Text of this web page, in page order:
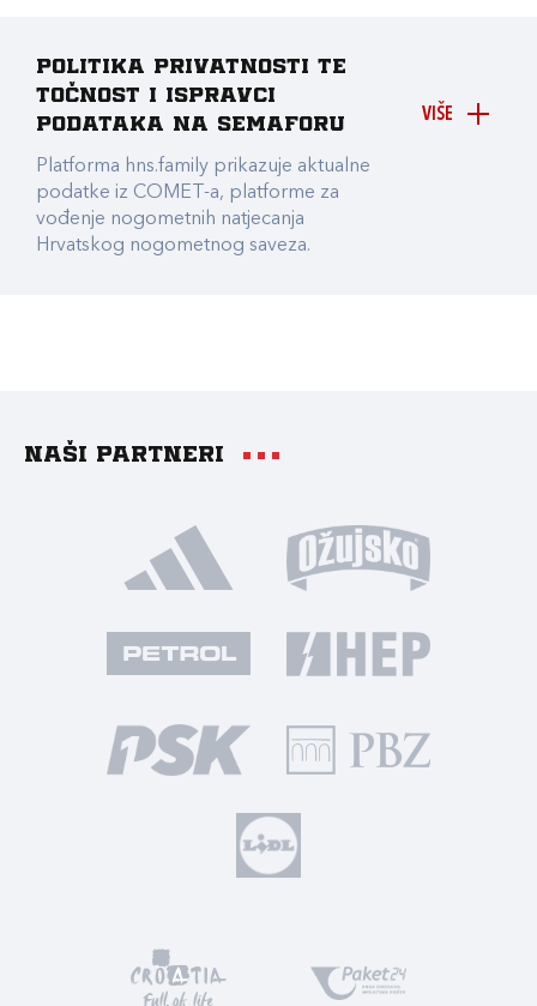
VIŠE
Politika privatnosti te
točnost i ispravci
podataka na Semaforu
Platforma hns.family prikazuje aktualne
podatke iz COMET-a, platforme za
vođenje nogometnih natjecanja
Hrvatskog nogometnog saveza.
Naši partneri